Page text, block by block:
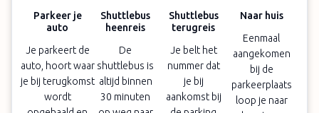
Parkeer je
auto
Je parkeert de
auto, hoort waar
je bij terugkomst
wordt
Shuttlebus
heenreis
De
shuttlebus is
altijd binnen
30 minuten
Shuttlebus
terugreis
Je belt het
nummer dat
je bij
aankomst bij
Naar huis
Eenmaal
aangekomen
bij de
parkeerplaats
loop je naar